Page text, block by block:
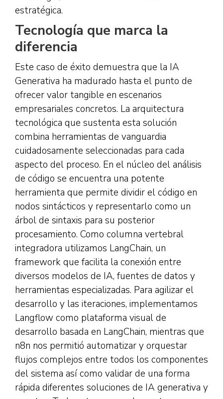
estratégica.
Tecnología que marca la
diferencia
Este caso de éxito demuestra que la IA
Generativa ha madurado hasta el punto de
ofrecer valor tangible en escenarios
empresariales concretos. La arquitectura
tecnológica que sustenta esta solución
combina herramientas de vanguardia
cuidadosamente seleccionadas para cada
aspecto del proceso. En el núcleo del análisis
de código se encuentra una potente
herramienta que permite dividir el código en
nodos sintácticos y representarlo como un
árbol de sintaxis para su posterior
procesamiento. Como columna vertebral
integradora utilizamos LangChain, un
framework que facilita la conexión entre
diversos modelos de IA, fuentes de datos y
herramientas especializadas. Para agilizar el
desarrollo y las iteraciones, implementamos
Langflow como plataforma visual de
desarrollo basada en LangChain, mientras que
n8n nos permitió automatizar y orquestar
flujos complejos entre todos los componentes
del sistema así como validar de una forma
rápida diferentes soluciones de IA generativa y